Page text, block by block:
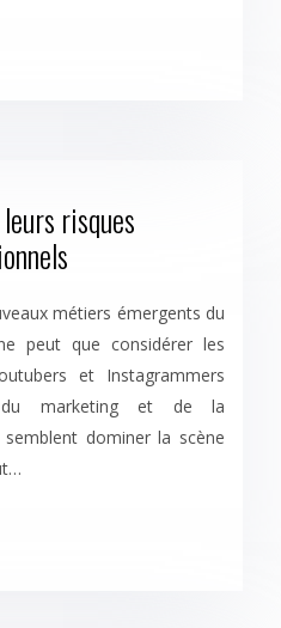
risques
métiers émergents du
peut que considérer les
et Instagrammers
marketing et de la
dominer la scène